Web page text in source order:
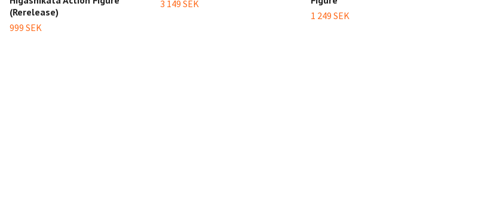
(Rerelease)
999 SEK
3 149 SEK
1 249 SEK